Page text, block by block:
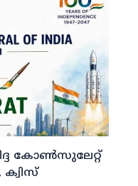
കോണ്‍സുലേറ്റ്
ക്വിസ്